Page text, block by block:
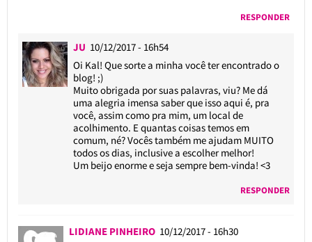
RESPONDER
JU 10/12/2017 - 16h54
Oi Kal! Que sorte a minha você ter encontrado o
blog! ;)
Muito obrigada por suas palavras, viu? Me dá
uma alegria imensa saber que isso aqui é, pra
você, assim como pra mim, um local de
acolhimento. E quantas coisas temos em
comum, né? Vocês também me ajudam MUITO
todos os dias, inclusive a escolher melhor!
Um beijo enorme e seja sempre bem-vinda! <3
RESPONDER
LIDIANE PINHEIRO 10/12/2017 - 16h30